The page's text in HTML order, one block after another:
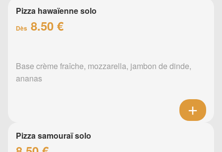
Pizza hawaïenne solo
Dès 8.50 €
Base crème fraîche, mozzarella, jambon de dinde,
ananas
Pizza samouraï solo